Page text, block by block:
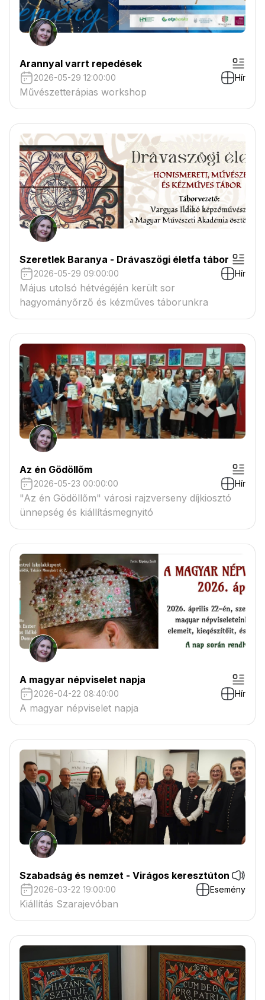
Arannyal varrt repedések
2026-05-29 12:00:00 Hír
Művészetterápias workshop
Szeretlek Baranya - Drávaszögi életfa tábor
2026-05-29 09:00:00 Hír
Május utolsó hétvégéjén került sor
hagyományőrző és kézműves táborunkra
Az én Gödöllőm
2026-05-23 00:00:00 Hír
"Az én Gödöllőm" városi rajzverseny díjkiosztó
ünnepség és kiállításmegnyitó
A magyar népviselet napja
2026-04-22 08:40:00 Hír
A magyar népviselet napja
Szabadság és nemzet - Virágos keresztúton
2026-03-22 19:00:00 Esemény
Kiállítás Szarajevóban